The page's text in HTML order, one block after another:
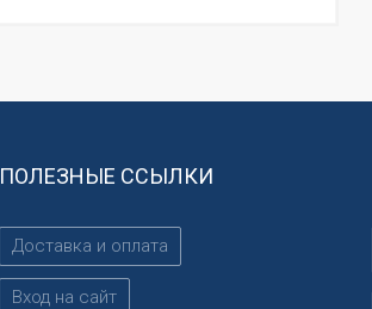
ПОЛЕЗНЫЕ ССЫЛКИ
Доставка и оплата
Вход на сайт